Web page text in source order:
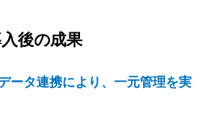
後の成果
ータ連携により、一元管理を実